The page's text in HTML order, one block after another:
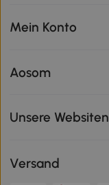
Mein Konto
Aosom
Unsere Websiten
Versand